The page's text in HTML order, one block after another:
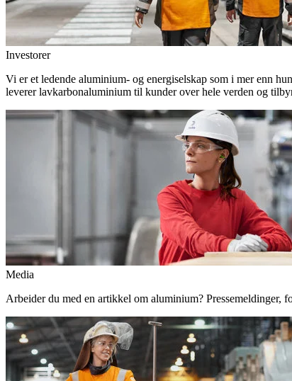
Investorer
Vi er et ledende aluminium- og energiselskap som i mer enn
leverer lavkarbonaluminium til kunder over hele verden og
Media
Arbeider du med en artikkel om aluminium? Pressemeldinger,